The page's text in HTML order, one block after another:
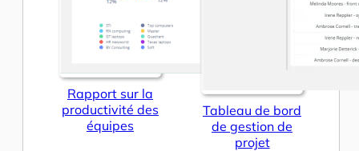
Rapport sur la
productivité des
équipes
Tableau de bord
de gestion de
projet